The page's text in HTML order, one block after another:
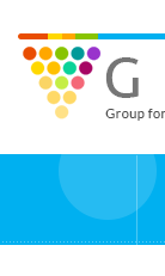
main
content